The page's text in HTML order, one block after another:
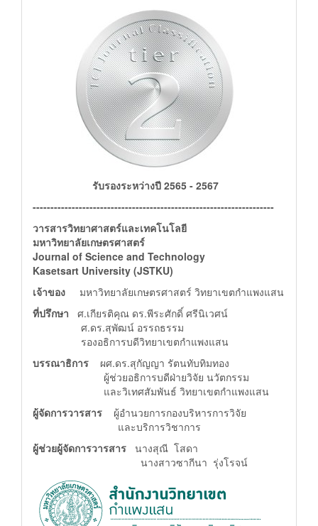
รับรองระหว่างปี 2565 - 2567
--------------------------------------------------------------------
วารสารวิทยาศาสตร์และเทคโนโลยี
มหาวิทยาลัยเกษตรศาสตร์
Journal of Science and Technology
Kasetsart University (JSTKU)
เจ้าของ มหาวิทยาลัยเกษตรศาสตร์ วิทยาเขตกำแพงแสน
ที่ปรึกษา ศ.เกียรติคุณ ดร.พีระศักดิ์ ศรีนิเวศน์
ศ.ดร.สุพัฒน์ อรรถธรรม
รองอธิการบดีวิทยาเขตกำแพงแสน
บรรณาธิการ ผศ.ดร.สุกัญญา รัตนทับทิมทอง
ผู้ช่วยอธิการบดีฝ่ายวิจัย นวัตกรรม
และวิเทศสัมพันธ์ วิทยาเขตกำแพงแสน
ผู้จัดการวารสาร ผู้อำนวยการกองบริหารการวิจัย
และบริการวิชาการ
ผู้ช่วยผู้จัดการวารสาร นางสุณี โสดา
นางสาวซากีนา รุ่งโรจน์